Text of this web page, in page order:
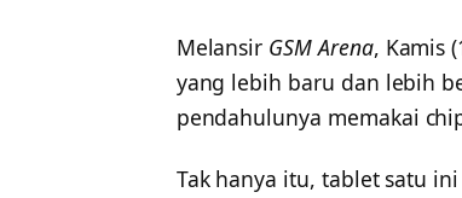
Melansir GSM Arena, Kamis
yang lebih baru dan lebih
pendahulunya memakai
Tak hanya itu, tablet satu